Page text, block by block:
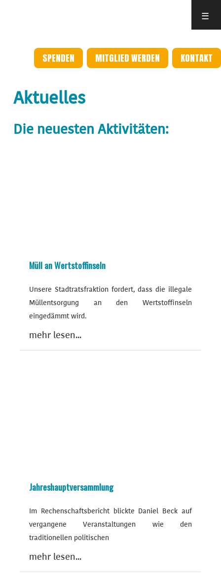
☰
SPENDEN MITGLIED WERDEN KONTAKT
Aktuelles
Die neuesten Aktivitäten:
Müll an Wertstoffinseln
Unsere Stadtratsfraktion fordert, dass die illegale
Müllentsorgung an den Wertstoffinseln
eingedämmt wird.
mehr lesen...
Jahreshauptversammlung
Im Rechenschaftsbericht blickte Daniel Beck auf
vergangene Veranstaltungen wie den
traditionellen politischen
mehr lesen...